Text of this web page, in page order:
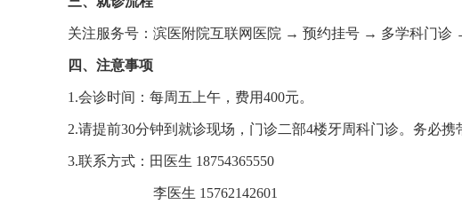
关注服务号：滨医附院互联网医院 → 预约挂号 → 多学科门诊
四、注意事项
1.会诊时间：每周五上午，费用400元。
2.请提前30分钟到就诊现场，门诊二部4楼牙周科门诊。务必携
3.联系方式：田医生 18754365550
李医生 15762142601